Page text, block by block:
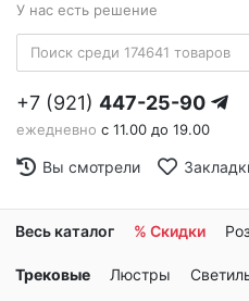
У нас есть решение
+7 (921) 447-25-90
ежедневно с 11.00 до 19.00
Вы смотрели
Весь каталог % Скидки
Трековые Люстры